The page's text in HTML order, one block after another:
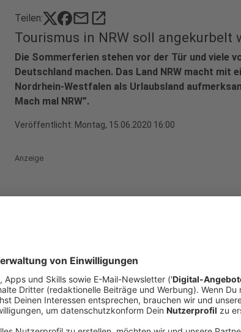
Teilen: mailopen_in_new
Tourismus in NRW soll angekurbelt
Die Sommerferien stehen vor der Tür und viele
Deutschland machen. Das Land NRW macht mit
Nordrhein-Westfalen als Urlaubsland
Mach mal NRW”.
Veröffentlicht: Montag, 15.06.2020 16:00
Anzeige
Es wird alles empfohlen, was Erholung verspricht.
besonders auf Orte hin, an denen man die NRW-
Sauerland, der Niederrhein, die Eifel, das
Anzeige